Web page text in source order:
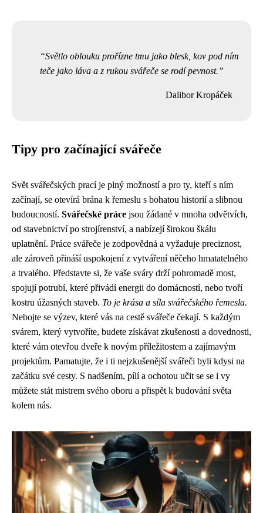
Světlo oblouku prořízne tmu jako blesk, kov pod ním
teče jako láva a z rukou svářeče se rodí pevnost.
Dalibor Kropáček
Tipy pro začínající svářeče
Svět svářečských prací je plný možností a pro ty, kteří s ním
začínají, se otevírá brána k řemeslu s bohatou historií a slibnou
budoucností. Svářečské práce jsou žádané v mnoha odvětvích,
od stavebnictví po strojírenství, a nabízejí širokou škálu
uplatnění. Práce svářeče je zodpovědná a vyžaduje preciznost,
ale zároveň přináší uspokojení z vytváření něčeho hmatatelného
a trvalého. Představte si, že vaše sváry drží pohromadě most,
spojují potrubí, které přivádí energii do domácností, nebo tvoří
kostru úžasných staveb. To je krása a síla svářečského řemesla.
Nebojte se výzev, které vás na cestě svářeče čekají. S každým
svárem, který vytvoříte, budete získávat zkušenosti a dovednosti,
které vám otevřou dveře k novým příležitostem a zajímavým
projektům. Pamatujte, že i ti nejzkušenější svářeči byli kdysi na
začátku své cesty. S nadšením, pílí a ochotou učit se se i vy
můžete stát mistrem svého oboru a přispět k budování světa
kolem nás.